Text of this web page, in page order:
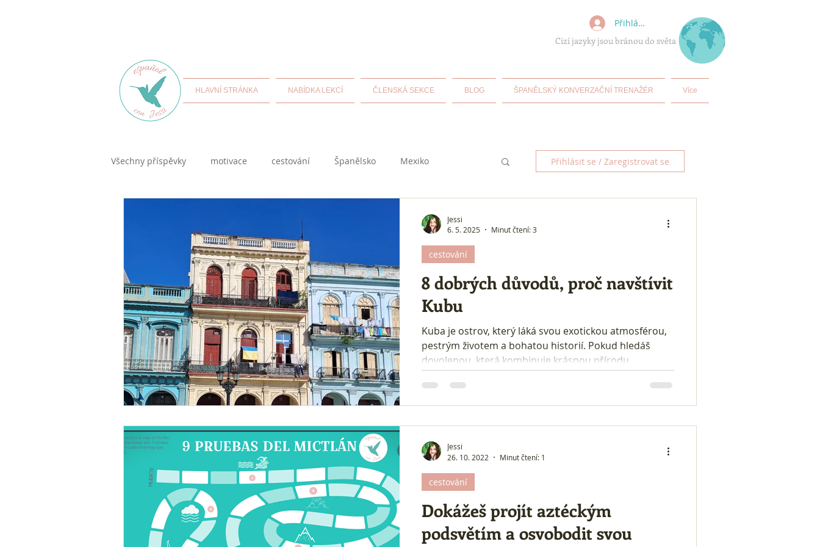
Cizí jazyky jsou bránou do světa
Přihlásit se
HLAVNÍ STRÁNKA NABÍDKA LEKCÍ ČLENSKÁ SEKCE BLOG ŠPANĚLSKÝ KONVERZAČNÍ TRENAŽÉR Více
Všechny příspěvky motivace cestování Španělsko Mexiko
samostudium španělštiny Kuba
Přihlásit se / Zaregistrovat se
8 dobrých důvodů, proč navštívit
Kubu
Kuba je ostrov, který láká svou exotickou atmosférou,
pestrým životem a bohatou historií. Pokud hledáš
dovolenou, která kombinuje krásnou přírodu,
jedinečnou kulturu a nezapomenutelné zážitky, Kuba je
skvělá volba. Tady je 8 důvodů, proč ji rozhodně zařadit
do svého cestovatelského seznamu:
cestování
Jessi
6. 5. 2025
Minut čtení: 3
Dokážeš projít aztéckým
podsvětím a osvobodit svou
cestování
Jessi
26. 10. 2022
Minut čtení: 1